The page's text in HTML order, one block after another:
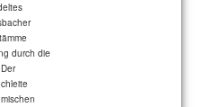
durch die